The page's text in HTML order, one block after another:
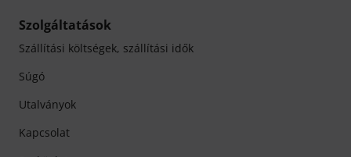
Szolgáltatások
Szállítási költségek, szállítási idők
Súgó
Utalványok
Kapcsolat